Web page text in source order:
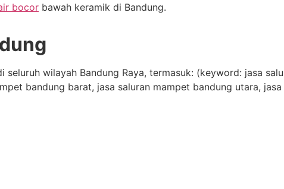
bocor bawah keramik di Bandung.
seluruh wilayah Bandung Raya, termasuk: (keyword: jasa
bandung barat, jasa saluran mampet bandung utara,